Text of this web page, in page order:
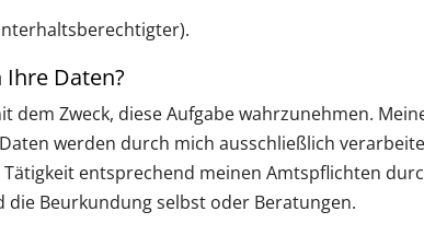
Daten?
Zweck, diese Aufgabe wahrzunehmen.
werden durch mich ausschließlich
entsprechend meinen Amtspflichten
Beurkundung selbst oder Beratungen.